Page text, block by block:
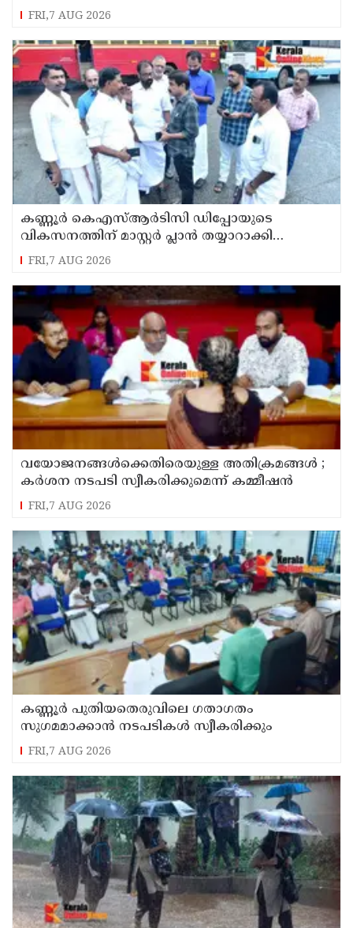
ഉരുൾപൊട്ടൽ; 13 പേരെ ക്യാമ്പിലേക്ക് മാറ്റി
FRI,7 AUG 2026
കണ്ണൂർ കെഎസ്ആർടിസി ഡിപ്പോയുടെ
വികസനത്തിന് മാസ്റ്റർ പ്ലാൻ തയ്യാറാക്കി
സമർപ്പിക്കും : ടി ഒ മോഹനൻ എം എൽ എ
FRI,7 AUG 2026
വയോജനങ്ങൾക്കെതിരെയുള്ള അതിക്രമങ്ങൾ ;
കർശന നടപടി സ്വീകരിക്കുമെന്ന് കമ്മീഷൻ
FRI,7 AUG 2026
കണ്ണൂർ പുതിയതെരുവിലെ ഗതാഗതം
സുഗമമാക്കാന്‍ നടപടികള്‍ സ്വീകരിക്കും
FRI,7 AUG 2026